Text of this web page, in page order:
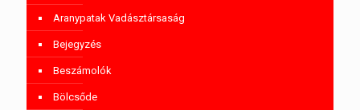
Aranypatak Vadásztársaság
Bejegyzés
Beszámolók
Bölcsőde